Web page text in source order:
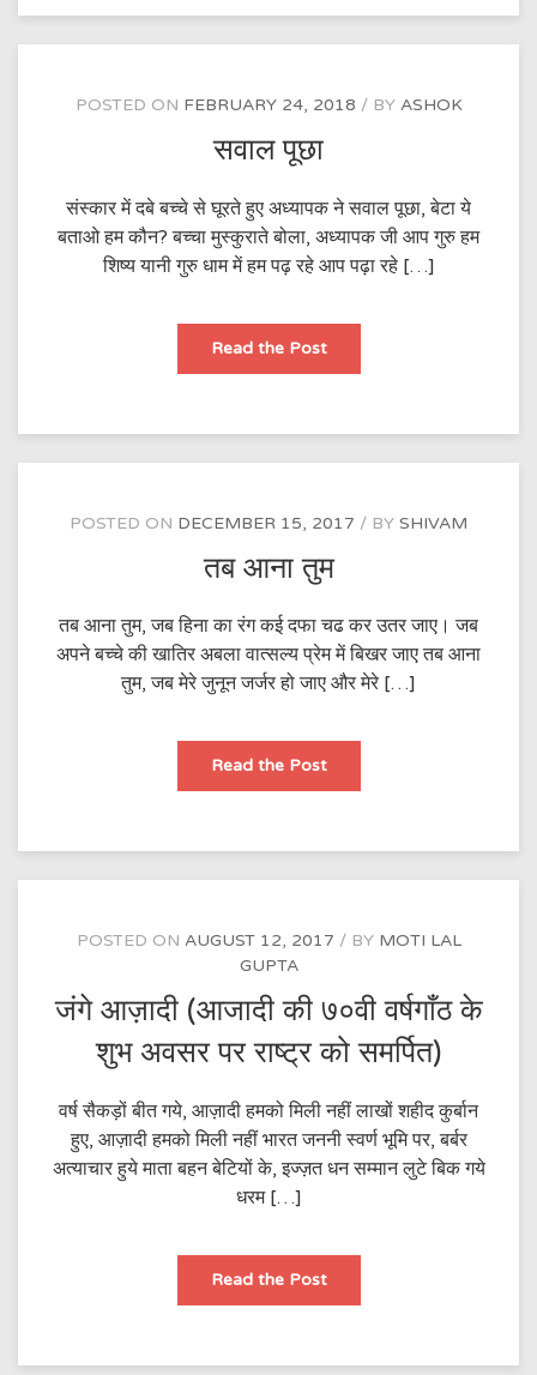
POSTED ON FEBRUARY 24, 2018 BY ASHOK
सवाल पूछा
संस्कार में दबे बच्चे से घूरते हुए अध्यापक ने सवाल पूछा, बेटा ये
बताओ हम कौन? बच्चा मुस्कुराते बोला, अध्यापक जी आप गुरु हम
शिष्य यानी गुरु धाम में हम पढ़ रहे आप पढ़ा रहे […]
Read the Postसवाल
POSTED ON DECEMBER 15, 2017 BY SHIVAM
तब आना तुम
तब आना तुम, जब हिना का रंग कई दफा चढ कर उतर जाए। जब
अपने बच्चे की खातिर अबला वात्सल्य प्रेम में बिखर जाए तब आना
तुम, जब मेरे जुनून जर्जर हो जाए और मेरे […]
Read the Postतब
तुम
POSTED ON AUGUST 12, 2017 BY MOTI LAL
GUPTA
जंगे आज़ादी (आजादी की ७०वी वर्षगाँठ के
शुभ अवसर पर राष्ट्र को समर्पित)
वर्ष सैकड़ों बीत गये, आज़ादी हमको मिली नहीं लाखों शहीद कुर्बान
हुए, आज़ादी हमको मिली नहीं भारत जननी स्वर्ण भूमि पर, बर्बर
अत्याचार हुये माता बहन बेटियों के, इज्ज़त धन सम्मान लुटे बिक गये
धरम […]
Read the Postजंगे
(आजादी
वर्षगाँठ